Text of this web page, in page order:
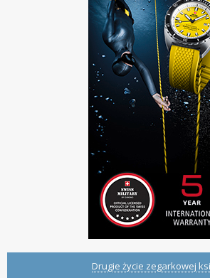
Drugie życie zegarkowej